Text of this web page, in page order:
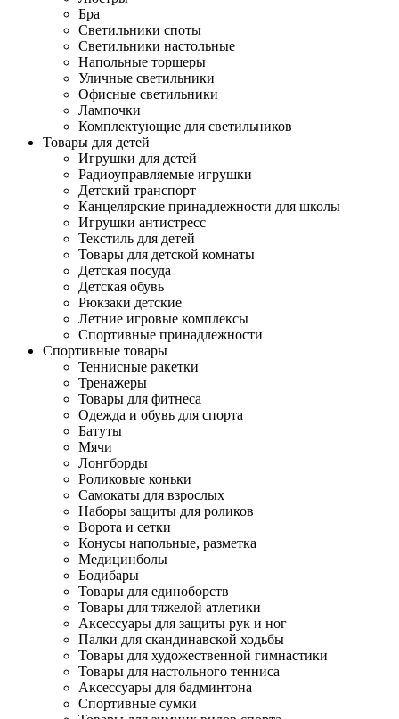
Бра
Светильники споты
Светильники настольные
Напольные торшеры
Уличные светильники
Офисные светильники
Лампочки
Комплектующие для светильников
Товары для детей
Игрушки для детей
Радиоуправляемые игрушки
Детский транспорт
Канцелярские принадлежности для школы
Игрушки антистресс
Текстиль для детей
Товары для детской комнаты
Детская посуда
Детская обувь
Рюкзаки детские
Летние игровые комплексы
Спортивные принадлежности
Спортивные товары
Теннисные ракетки
Тренажеры
Товары для фитнеса
Одежда и обувь для спорта
Батуты
Мячи
Лонгборды
Роликовые коньки
Самокаты для взрослых
Наборы защиты для роликов
Ворота и сетки
Конусы напольные, разметка
Медицинболы
Бодибары
Товары для единоборств
Товары для тяжелой атлетики
Аксессуары для защиты рук и ног
Палки для скандинавской ходьбы
Товары для художественной гимнастики
Товары для настольного тенниса
Аксессуары для бадминтона
Спортивные сумки